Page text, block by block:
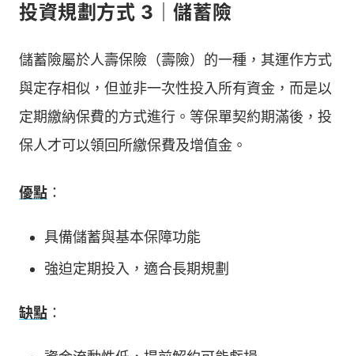
投資規劃方式 3｜儲蓄險
儲蓄險屬於人壽保險（壽險）的一種，其運作方式
與定存相似，但並非一次性投入所有資金，而是以
定期繳納保費的方式進行。等保單契約期滿後，投
保人才可以領回所繳保費及增值金。
優點 ：
具備儲蓄與基本保障功能
強迫定期投入，適合長期規劃
缺點 ：